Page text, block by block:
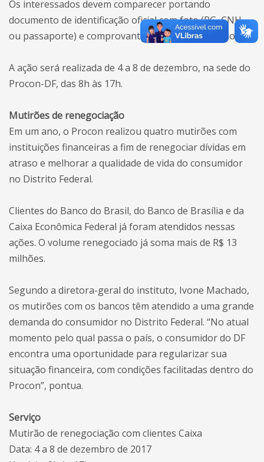
Os interessados devem comparecer portando
documento de identificação oficial com foto (RG, CNH
ou passaporte) e comprovante de renda atualizado.
A ação será realizada de 4 a 8 de dezembro, na sede do
Procon-DF, das 8h às 17h.
Mutirões de renegociação
Em um ano, o Procon realizou quatro mutirões com
instituições financeiras a fim de renegociar dívidas em
atraso e melhorar a qualidade de vida do consumidor
no Distrito Federal.
Clientes do Banco do Brasil, do Banco de Brasília e da
Caixa Econômica Federal já foram atendidos nessas
ações. O volume renegociado já soma mais de R$ 13
milhões.
Segundo a diretora-geral do instituto, Ivone Machado,
os mutirões com os bancos têm atendido a uma grande
demanda do consumidor no Distrito Federal. “No atual
momento pelo qual passa o país, o consumidor do DF
encontra uma oportunidade para regularizar sua
situação financeira, com condições facilitadas dentro do
Procon”, pontua.
Serviço
Mutirão de renegociação com clientes Caixa
Data: 4 a 8 de dezembro de 2017